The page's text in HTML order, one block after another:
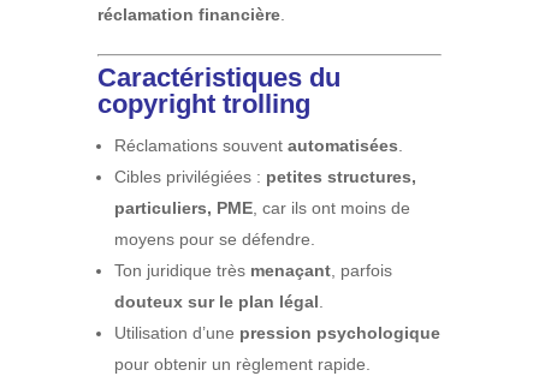
réclamation financière.
Caractéristiques du
copyright trolling
Réclamations souvent automatisées
Cibles privilégiées : petites structures,
particuliers, PME, car ils ont moins de
moyens pour se défendre.
Ton juridique très menaçant, parfois
douteux sur le plan légal
Utilisation d’une pression psychologique
pour obtenir un règlement rapide.